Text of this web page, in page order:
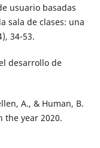
usuario basadas
sala de clases: una
34-53.
desarrollo de
A., & Human, B.
the year 2020.